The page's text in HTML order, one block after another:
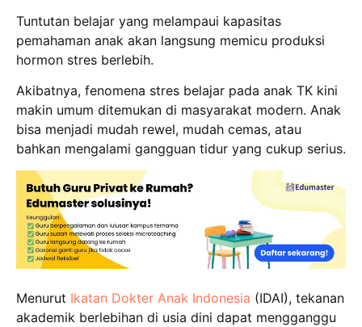
Tuntutan belajar yang melampaui kapasitas
pemahaman anak akan langsung memicu produksi
hormon stres berlebih.
Akibatnya, fenomena stres belajar pada anak TK kini
makin umum ditemukan di masyarakat modern. Anak
bisa menjadi mudah rewel, mudah cemas, atau
bahkan mengalami gangguan tidur yang cukup serius.
Menurut Ikatan Dokter Anak Indonesia (IDAI), tekanan
akademik berlebihan di usia dini dapat mengganggu